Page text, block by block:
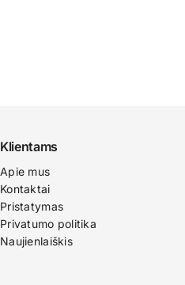
Klientams
Apie mus
Kontaktai
Pristatymas
Privatumo politika
Naujienlaiškis